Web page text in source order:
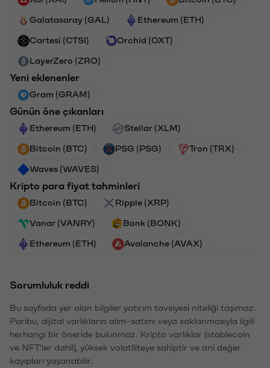
Galatasaray (GAL) Ethereum (ETH)
Cartesi (CTSI) Orchid (OXT)
LayerZero (ZRO)
Yeni eklenenler
Gram (GRAM)
Günün öne çıkanları
Ethereum (ETH) Stellar (XLM)
Bitcoin (BTC) PSG (PSG) Tron (TRX)
Waves (WAVES)
Kripto para fiyat tahminleri
Bitcoin (BTC) Ripple (XRP)
Vanar (VANRY) Bonk (BONK)
Ethereum (ETH) Avalanche (AVAX)
Sorumluluk reddi
Bu sayfada yer alan bilgiler yatırım tavsiyesi niteliği taşımaz.
Paribu, dijital varlıkların alım-satımı veya saklanmasıyla ilgili
herhangi bir öneride bulunmaz. Kripto varlıklar (stablecoin
ve NFT'ler dahil), yüksek volatiliteye sahiptir ve ani değer
kayıpları yaşanabilir.